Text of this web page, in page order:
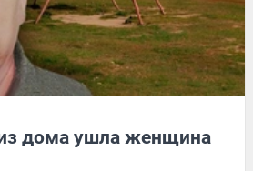
дома ушла женщина